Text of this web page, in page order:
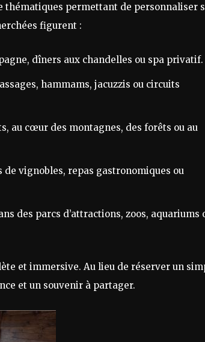
thématiques permettant de personnaliser
figurent :
dîners aux chandelles ou spa privatif.
hammams, jacuzzis ou circuits
au cœur des montagnes, des forêts ou au
vignobles, repas gastronomiques ou
des parcs d’attractions, zoos, aquariums
et immersive. Au lieu de réserver un
et un souvenir à partager.